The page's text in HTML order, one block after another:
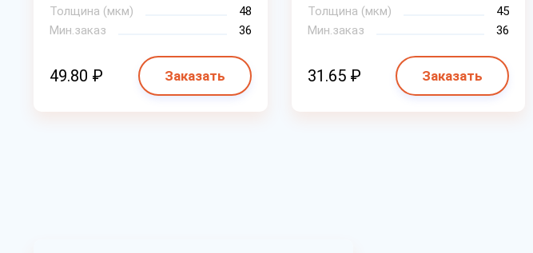
Толщина (мкм)
48
Мин.заказ
36
49.80 ₽ Заказать
Толщина (мкм)
45
Мин.заказ
36
31.65 ₽ Заказать